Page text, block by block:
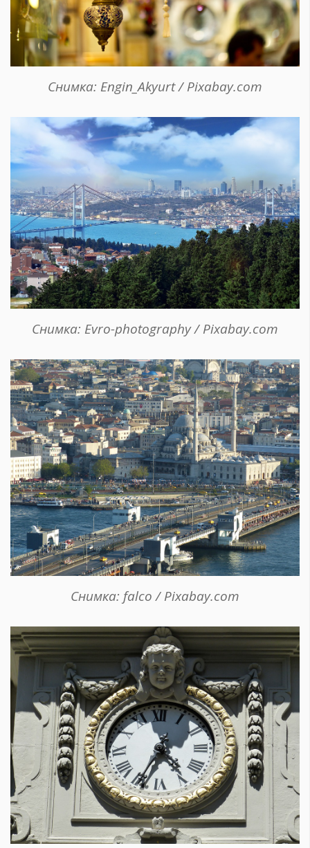
Снимка: Engin_Akyurt / Pixabay.com
Снимка: Evro-photography / Pixabay.com
Снимка: falco / Pixabay.com
КАТЕГОРИИ
Wine&Dine
Подкасти
Мода
Dialogue
Изкуство
Красота
Цветно
Гурме
ЗА НАС
Условия за
ползване
За нас
Реклама
Политика за
поверителност
ModerenDom
СЛЕДВАЙТЕ НИ
Facebook Instagram Twitter
Pinterest
YouTube
Spotify Soundcloud
Ако нашият сайт ви харесва, можете да се абонирате за
седмичния ни нюзлетър тук:
© 2026, HighViewArt | Всички права запазени